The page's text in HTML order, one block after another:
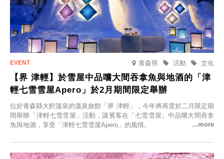
青森県 文化
活動
【界 津輕】於雪屋中品嚐大間吞拿魚與地酒的「津
輕七雪雪屋Apero」於2月期間限定舉辦
位於青森縣大鰐溫泉的溫泉旅館「界 津輕」，今年將再度於二月限定期
間舉辦「津輕七雪雪屋」活動，讓賓客在「七雪雪屋」中品嚐大間吞拿
魚與地酒，享受「津輕七雪雪屋Apero」的風情。